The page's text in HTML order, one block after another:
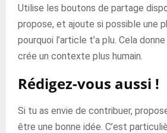
Utilise les boutons de partage
propose, et ajoute si possible une
pourquoi l’article t’a plu. Cela
crée un contexte plus humain.
Rédigez-vous aussi !
Si tu as envie de contribuer,
être une bonne idée. C’est